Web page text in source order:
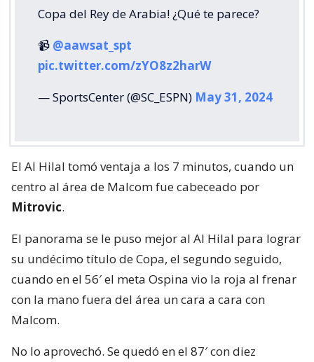
Copa del Rey de Arabia! ¿Qué te parece?
📹 @aawsat_spt
pic.twitter.com/zYO8z2harW
— SportsCenter (@SC_ESPN) May 31, 2024
El Al Hilal tomó ventaja a los 7 minutos, cuando un
centro al área de Malcom fue cabeceado por
Mitrovic.
El panorama se le puso mejor al Al Hilal para lograr
su undécimo título de Copa, el segundo seguido,
cuando en el 56′ el meta Ospina vio la roja al frenar
con la mano fuera del área un cara a cara con
Malcom.
No lo aprovechó. Se quedó en el 87′ con diez